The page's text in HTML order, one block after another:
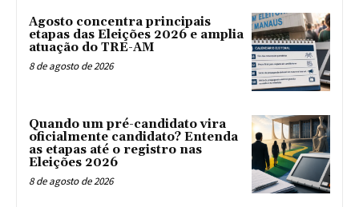
Agosto concentra principais
etapas das Eleições 2026 e amplia
atuação do TRE-AM
8 de agosto de 2026
Quando um pré-candidato vira
oficialmente candidato? Entenda
as etapas até o registro nas
Eleições 2026
8 de agosto de 2026